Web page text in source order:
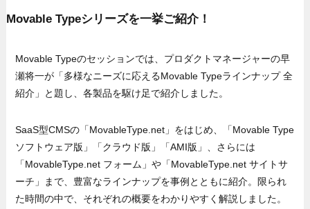
Movable Typeシリーズを一挙ご紹介！
Movable Typeのセッションでは、プロダクトマネージャーの早
瀬将一が「多様なニーズに応えるMovable Typeラインナップ 全
紹介」と題し、各製品を駆け足で紹介しました。
SaaS型CMSの「MovableType.net」をはじめ、「Movable Type
ソフトウェア版」「クラウド版」「AMI版」、さらには
「MovableType.net フォーム」や「MovableType.net サイトサ
ーチ」まで、豊富なラインナップを事例とともに紹介。限られ
た時間の中で、それぞれの概要をわかりやすく解説しました。